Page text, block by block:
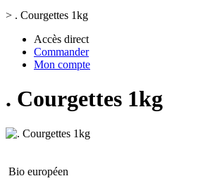
> . Courgettes 1kg
Accès direct
Commander
Mon compte
. Courgettes 1kg
Bio européen